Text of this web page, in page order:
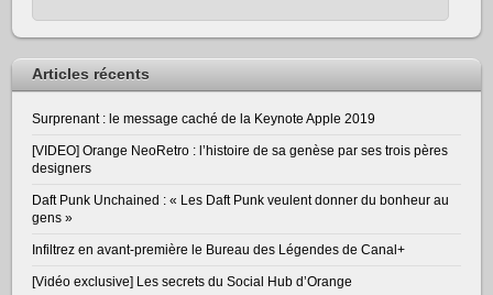
Articles récents
Surprenant : le message caché de la Keynote Apple 2019
[VIDEO] Orange NeoRetro : l’histoire de sa genèse par ses trois pères
designers
Daft Punk Unchained : « Les Daft Punk veulent donner du bonheur au
gens »
Infiltrez en avant-première le Bureau des Légendes de Canal+
[Vidéo exclusive] Les secrets du Social Hub d’Orange